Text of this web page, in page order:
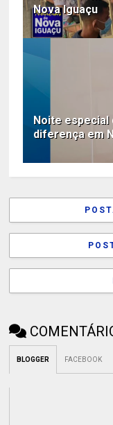
Nova Iguaçu
Noite especial
diferença em
BLOGGER FACEBOOK